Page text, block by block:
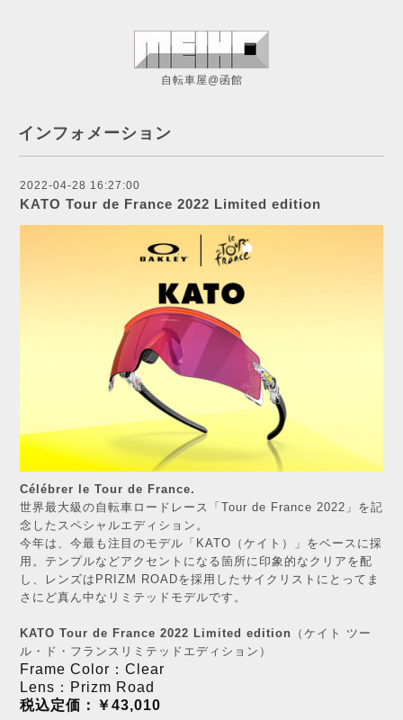
自転車屋@函館
インフォメーション
2022-04-28 16:27:00
KATO Tour de France 2022 Limited edition
Célébrer le Tour de France.
世界最大級の自転車ロードレース「Tour de France 2022」を記
念したスペシャルエディション。
今年は、今最も注目のモデル「KATO （ケイト）
」をベースに採
用。テンプルなどアクセントになる箇所に印象的な クリ アを配
し、レンズはPRIZM ROADを採用したサイクリストにとってま
さにど真ん中なリミテッドモデルです。
KATO Tour de France 2022 Limited edition （ケイト ツー
ル・ド・フランスリミテッドエディション）
Frame Color： Clear
Lens： Prizm Road
税込定価：￥43,010